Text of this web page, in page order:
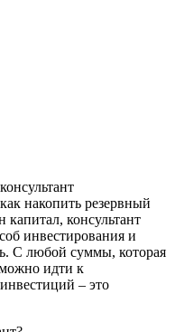
накопить резервный
консультант
инвестирования и
С любой суммы, которая
идти к
– это